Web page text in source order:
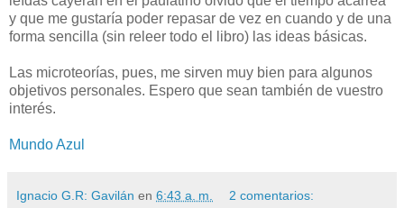
y que me gustaría poder repasar de vez en cuando y de una
forma sencilla (sin releer todo el libro) las ideas básicas.
Las microteorías, pues, me sirven muy bien para algunos
objetivos personales. Espero que sean también de vuestro
interés.
Mundo Azul
Ignacio G.R: Gavilán en 6:43 a. m. 2 comentarios: